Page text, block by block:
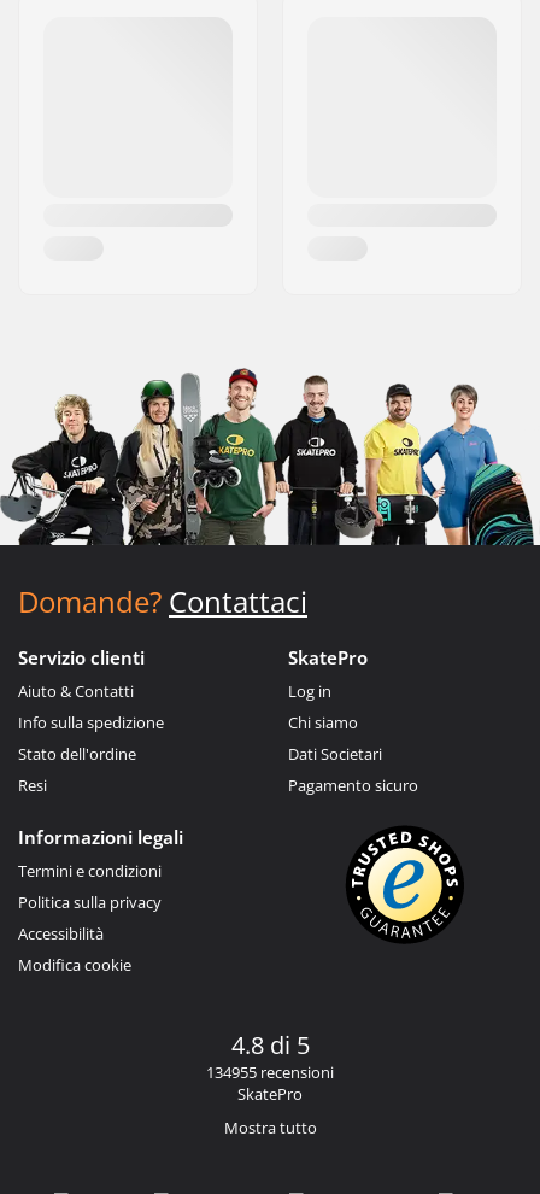
Domande? Contattaci
Servizio clienti
Aiuto & Contatti
Info sulla spedizione
Stato dell'ordine
Resi
SkatePro
Log in
Chi siamo
Dati Societari
Pagamento sicuro
Informazioni legali
Termini e condizioni
Politica sulla privacy
Accessibilità
Modifica cookie
4.8 di 5
134955 recensioni
SkatePro
Mostra tutto